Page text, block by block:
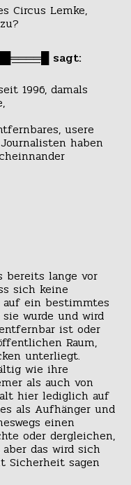
Circus Lemke,
sagt:
1996, damals
usere
haben
bereits lange vor
sich keine
auf ein bestimmtes
wurde und wird
ist oder
Raum,
unterliegt.
wie ihre
als auch von
hier lediglich auf
als Aufhänger und
einen
oder dergleichen,
das wird sich
Sicherheit sagen